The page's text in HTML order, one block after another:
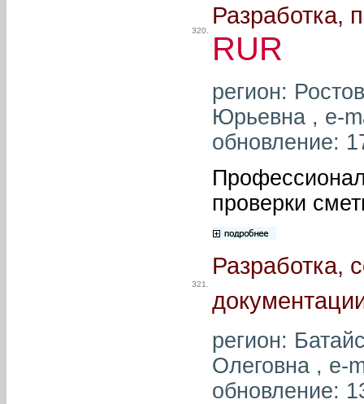
320.
Разработка,
RUR
регион:
Юрьевна , e-
обновление:
проверки
321.
Разработка,
регион:
Олеговна , e-
обновление: